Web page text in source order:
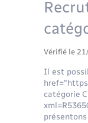
Vérifié le
Il est
catégorie